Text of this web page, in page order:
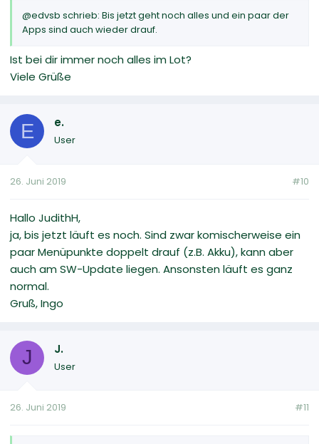
@edvsb schrieb: Bis jetzt geht noch alles und ein paar der
Apps sind auch wieder drauf.
Ist bei dir immer noch alles im Lot?
Viele Grüße
E e.
User
26. Juni 2019 #10
Hallo JudithH,
ja, bis jetzt läuft es noch. Sind zwar komischerweise ein
paar Menüpunkte doppelt drauf (z.B. Akku), kann aber
auch am SW-Update liegen. Ansonsten läuft es ganz
normal.
Gruß, Ingo
J J.
User
26. Juni 2019 #11